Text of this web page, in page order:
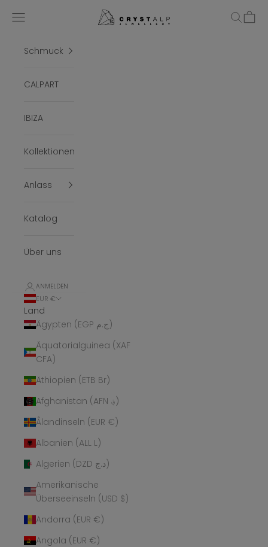
crystalpjewelry
Menü Suchen
Schmuck
CALPART
IBIZA
Kollektionen
Anlass
Katalog
Über uns
ANMELDEN
EUR €
Land
Ägypten (EGP ج.م)
Äquatorialguinea (XAF
CFA)
Äthiopien (ETB Br)
Afghanistan (AFN ؋)
Ålandinseln (EUR €)
Albanien (ALL L)
Algerien (DZD د.ج)
Amerikanische
Überseeinseln (USD $)
Andorra (EUR €)
Angola (EUR €)